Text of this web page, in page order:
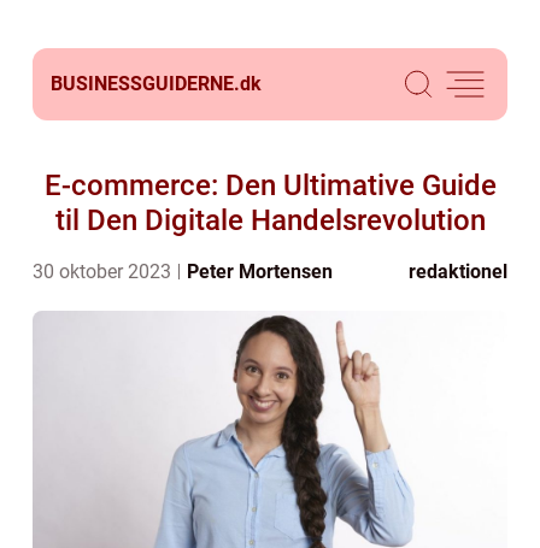
BUSINESSGUIDERNE.dk
E-commerce: Den Ultimative Guide
til Den Digitale Handelsrevolution
30 oktober 2023 Peter Mortensen redaktionel